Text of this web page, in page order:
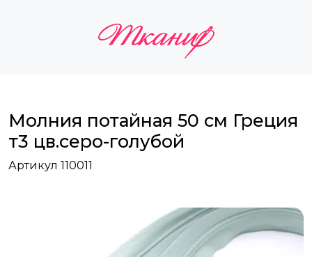
Молния потайная 50 см Греция
т3 цв.серо-голубой
Артикул 110011